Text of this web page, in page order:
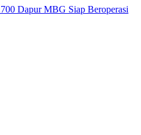
Dapur MBG Siap Beroperasi